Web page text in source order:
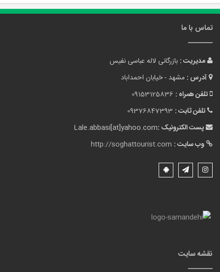
تماس با ما
مدیریت : بازرگانی لاله عباسی نفیس
آدرس : مشهد - خیابان احمداباد
تلفن همراه : 09153125836
تلفن ثابت : 09376847393
پست الکترونیک :Lale.abbasi[at]yahoo.com
وب سایت : http://soghattourist.com
نقشه سایت